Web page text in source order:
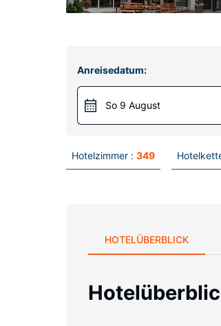
Anreisedatum:
So 9 August
Hotelzimmer : 349
HOTELÜBERBLICK